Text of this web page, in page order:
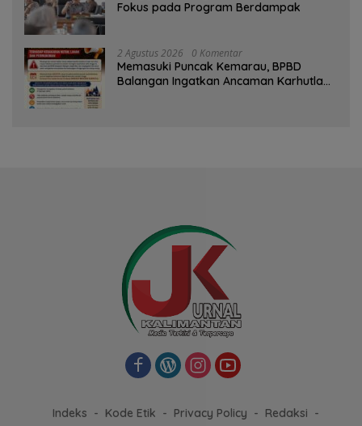
Fokus pada Program Berdampak
2 Agustus 2026 0 Komentar
Memasuki Puncak Kemarau, BPBD
Balangan Ingatkan Ancaman Karhutla
Indeks Kode Etik Privacy Policy
Redaksi